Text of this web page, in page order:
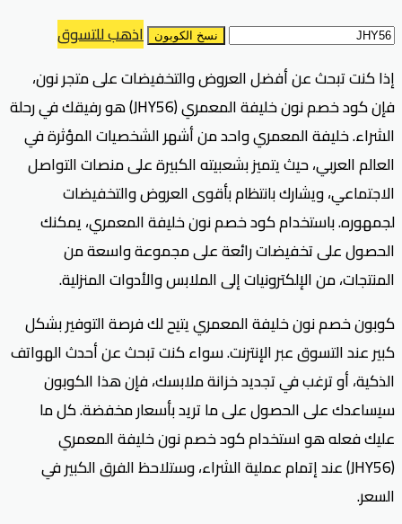
نسخ الكوبون
اذهب للتسوق
إذا كنت تبحث عن أفضل العروض والتخفيضات على متجر نون،
فإن كود خصم نون خليفة المعمري (JHY56) هو رفيقك في رحلة
الشراء. خليفة المعمري واحد من أشهر الشخصيات المؤثرة في
العالم العربي، حيث يتميز بشعبيته الكبيرة على منصات التواصل
الاجتماعي، ويشارك بانتظام بأقوى العروض والتخفيضات
لجمهوره. باستخدام كود خصم نون خليفة المعمري، يمكنك
الحصول على تخفيضات رائعة على مجموعة واسعة من
المنتجات، من الإلكترونيات إلى الملابس والأدوات المنزلية.
كوبون خصم نون خليفة المعمري يتيح لك فرصة التوفير بشكل
كبير عند التسوق عبر الإنترنت. سواء كنت تبحث عن أحدث الهواتف
الذكية، أو ترغب في تجديد خزانة ملابسك، فإن هذا الكوبون
سيساعدك على الحصول على ما تريد بأسعار مخفضة. كل ما
عليك فعله هو استخدام كود خصم نون خليفة المعمري
(JHY56) عند إتمام عملية الشراء، وستلاحظ الفرق الكبير في
السعر.